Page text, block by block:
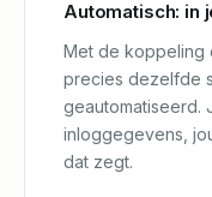
Automatisch: in
Met de koppeling
precies dezelfde
geautomatiseerd.
inloggegevens,
dat zegt.